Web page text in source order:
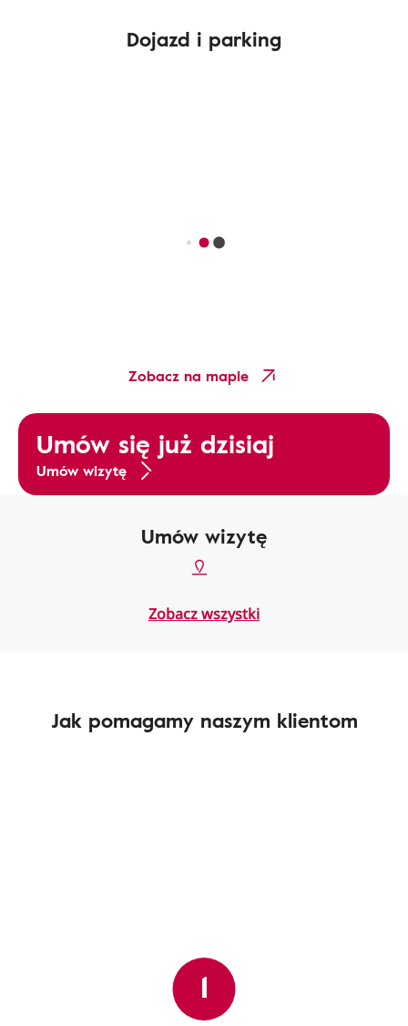
Dojazd i parking
Zobacz na mapie
Umów się już dzisiaj
Umów wizytę
Umów wizytę
Zobacz wszystki
Jak pomagamy naszym klientom
1